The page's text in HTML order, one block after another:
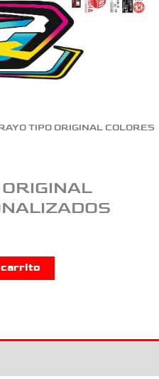
TIPO ORIGINAL COLORES
ORIGINAL
carrito